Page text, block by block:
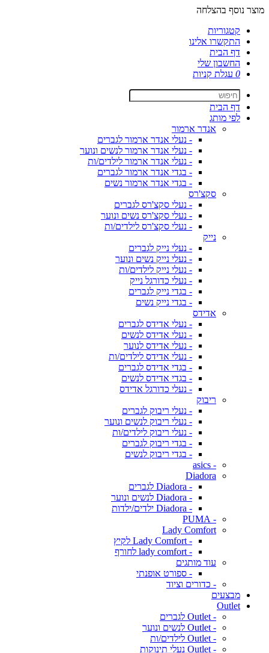
מוצר נוסף בהצלחה
קטגוריות
התקשרו אלינו
דף הבית
החשבון שלי
0 עגלת קניות
דף הבית
לפי מותג
אנדר ארמור
- נעלי אנדר ארמור לגברים
- נעלי אנדר ארמור לנשים ונוער
- נעלי אנדר ארמור לילדים/ות
- בגדי אנדר ארמור לגברים
- בגדי אנדר ארמור נשים
סקצ'רס
- נעלי סקצ'רס לגברים
- נעלי סקצ'רס נשים ונוער
- נעלי סקצ'רס לילדים/ות
נייק
- נעלי נייק לגברים
- נעלי נייק נשים ונוער
- נעלי נייק לילדים/ות
- נעלי כדורגל נייק
- בגדי נייק לגברים
- בגדי נייק נשים
אדידס
- נעלי אדידס לגברים
- נעלי אדידס לנשים
- נעלי אדידס לנוער
- נעלי אדידס לילדים/ות
- בגדי אדידס לגברים
- בגדי אדידס לנשים
- נעלי כדורגל אדידס
ריבוק
- נעלי ריבוק לגברים
- נעלי ריבוק לנשים ונוער
- נעלי ריבוק לילדים/ות
- בגדי ריבוק לגברים
- בגדי ריבוק לנשים
- asics
Diadora
- Diadora לגברים
- Diadora לנשים ונוער
- Diadora ילדים/ילדות
- PUMA
Lady Comfort
- Lady Comfort לקיץ
- lady comfort לחורף
עוד מותגים
- ספורט אופנתי
- כדורים וציוד
מבצעים
Outlet
- Outlet לגברים
- Outlet לנשים ונוער
- Outlet לילדים/ות
- Outlet נעלי תינוקות